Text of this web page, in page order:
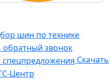
Скачать